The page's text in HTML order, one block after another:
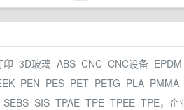
印 3D玻璃 ABS CNC CNC设备 EPDM
PEN PES PET PETG PLA PMMA
SEBS SIS TPAE TPE TPEE TPE，企